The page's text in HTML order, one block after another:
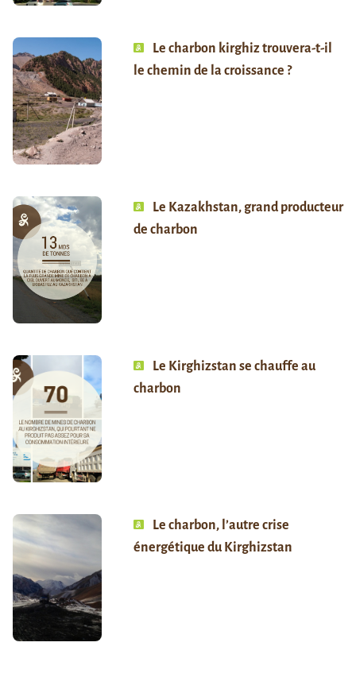
Le charbon kirghiz trouvera-t-il
le chemin de la croissance ?
Le Kazakhstan, grand producteur
de charbon
Le Kirghizstan se chauffe au
charbon
Le charbon, l’autre crise
énergétique du Kirghizstan